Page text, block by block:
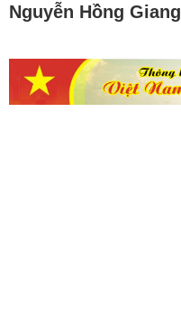
Nguyễn Hồng Giang